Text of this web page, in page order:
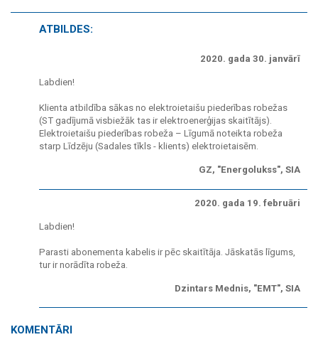
ATBILDES:
2020. gada 30. janvārī
Labdien!
Klienta atbildība sākas no elektroietaišu piederības robežas
(ST gadījumā visbiežāk tas ir elektroenerģijas skaitītājs).
Elektroietaišu piederības robeža – Līgumā noteikta robeža
starp Līdzēju (Sadales tīkls - klients) elektroietaisēm.
GZ, "Energolukss", SIA
2020. gada 19. februāri
Labdien!
Parasti abonementa kabelis ir pēc skaitītāja. Jāskatās līgums,
tur ir norādīta robeža.
Dzintars Mednis, "EMT", SIA
KOMENTĀRI